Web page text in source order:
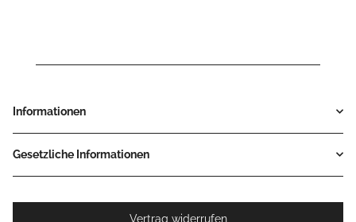
Informationen
Gesetzliche Informationen
Vertrag widerrufen